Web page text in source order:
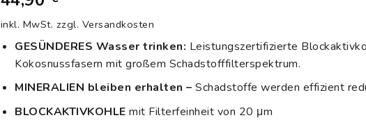
auf
Kundenbewertung
inkl. MwSt. zzgl. Versandkosten
GESÜNDERES Wasser trinken: Leistungszertifizierte
Kokosnussfasern mit großem Schadstofffilterspektrum.
MINERALIEN bleiben erhalten – Schadstoffe werden effizient
BLOCKAKTIVKOHLE mit Filterfeinheit von 20 μm